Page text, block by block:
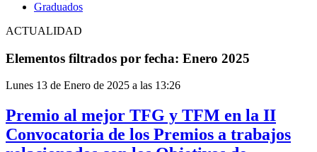
Graduados
ACTUALIDAD
Elementos filtrados por fecha: Enero 2025
Lunes 13 de Enero de 2025 a las 13:26
Premio al mejor TFG y TFM en la II
Convocatoria de los Premios a trabajos